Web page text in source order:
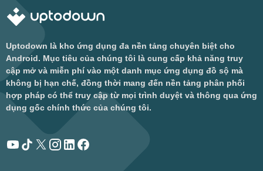
Uptodown là kho ứng dụng đa nền tảng chuyên biệt cho
Android. Mục tiêu của chúng tôi là cung cấp khả năng truy
cập mở và miễn phí vào một danh mục ứng dụng đồ sộ mà
không bị hạn chế, đồng thời mang đến nền tảng phân phối
hợp pháp có thể truy cập từ mọi trình duyệt và thông qua ứng
dụng gốc chính thức của chúng tôi.